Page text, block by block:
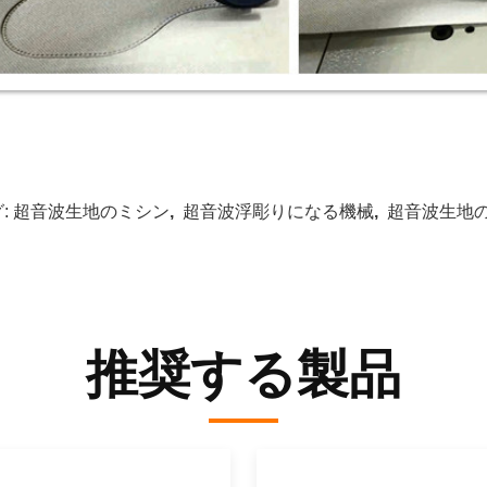
: 超音波生地のミシン, 超音波浮彫りになる機械, 超音波生地
推奨する製品